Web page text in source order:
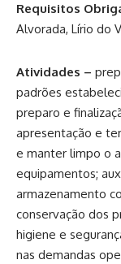
Requisitos
Alvorada, Lírio do
Atividades –
padrões
preparo e
apresentação e
e manter limpo o
equipamentos;
armazenamento
conservação dos
higiene e
nas demandas